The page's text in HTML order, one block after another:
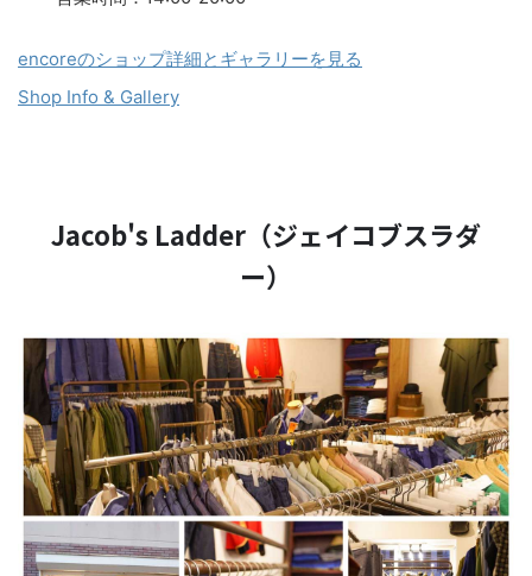
encoreのショップ詳細とギャラリーを見る
Shop Info & Gallery
Jacob's Ladder（ジェイコブスラダ
ー）